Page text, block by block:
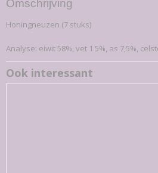
67-K
EAN code
Productcode leverancier
67-K
Bruto gewicht
Omschrijving
Honingneuzen (7 stuks)
Analyse: eiwit 58%, vet 1.5%, as 7,5%,
Ook interessant